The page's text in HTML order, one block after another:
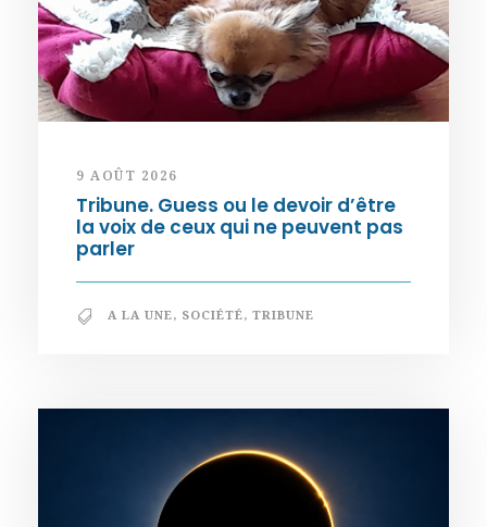
9 AOÛT 2026
Tribune. Guess ou le devoir d’être
la voix de ceux qui ne peuvent pas
parler
A LA UNE, SOCIÉTÉ, TRIBUNE